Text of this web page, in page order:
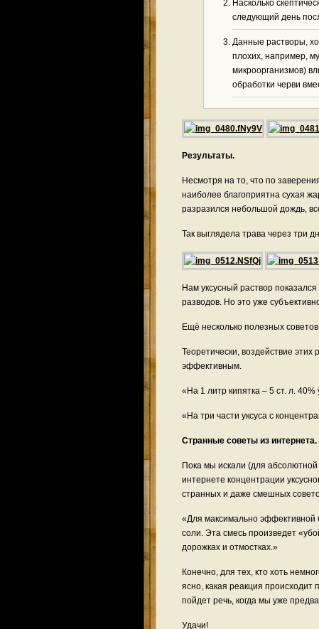
Насколько
следующий день
Данные растворы,
плохих, например,
микроорганизмов)
обработки черви
Результаты.
Несмотря на то, что по
наиболее благоприятна сухая
разразился небольшой дождь,
Так выглядела трава через три
Нам уксусный раствор
разводов. Но это уже
Ещё несколько полезных
Теоретически, воздействие
эффективным.
«На 1 литр кипятка – 5 ст. л.
«На три части уксуса с
Странные советы из интернета.
Пока мы искали (для
интернете концентрации
странных и даже смешных
«Для максимально эффективной
соли. Эта смесь произведет
дорожках и отмостках.»
Конечно, для тех, кто хоть
ясно, какая реакция
пойдет речь, когда мы уже
Удачи!